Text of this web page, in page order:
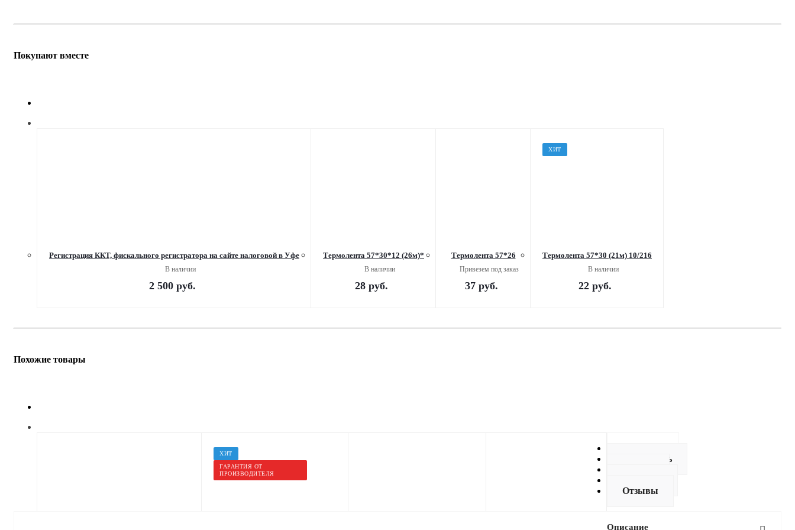
Покупают вместе
Регистрация ККТ, фискального регистратора на сайте налоговой в Уфе
В наличии
2 500руб.
Термолента 57*30*12 (26м)*
В наличии
28 руб.
Термолента 57*26
Привезем под заказ
37руб.
ХИТ
Термолента 57*30 (21м) 10/216
В наличии
22 руб.
Похожие товары
ХИТ
ГАРАНТИЯ ОТ
ПРОИЗВОДИТЕЛЯ
Как купить
Отзывы
Описание